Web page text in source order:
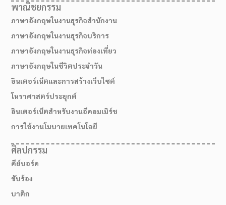
สมัครเรียน
พาณิชยกรรม
ภาษาอังกฤษในงานธุรกิจสำนักงาน
ภาษาอังกฤษในงานธุรกิจบริการ
ภาษาอังกฤษในงานธุรกิจท่องเที่ยว
ภาษาอังกฤษในชีวิตประจำวัน
อินเตอร์เน็ตและการสร้างเว็บไซต์
โหราศาสตร์ประยุกต์
อินเตอร์เน็ตสำหรับงานอีคอมเมิร์ช
การใช้งานโมบายเทคโนโลยี
ศิลปกรรม
คีย์บอร์ด
ขับร้อง
บาติก